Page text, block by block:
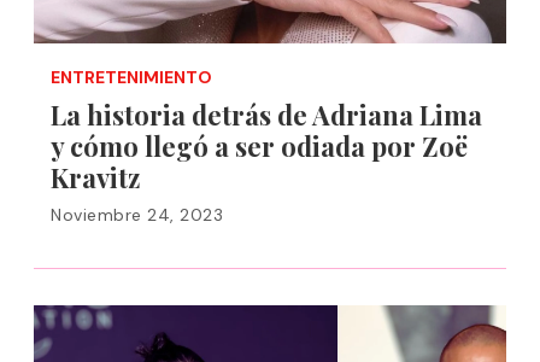
ENTRETENIMIENTO
La historia detrás de Adriana Lima
y cómo llegó a ser odiada por Zoë
Kravitz
Noviembre 24, 2023